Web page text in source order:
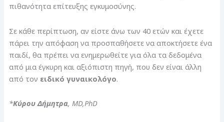
πιθανότητα επίτευξης εγκυμοσύνης.
Σε κάθε περίπτωση, αν είστε άνω των 40 ετών και έχετε
πάρει την απόφαση να προσπαθήσετε να αποκτήσετε ένα
παιδί, θα πρέπει να ενημερωθείτε για όλα τα δεδομένα
από μια έγκυρη και αξιόπιστη πηγή, που δεν είναι άλλη
από τον ειδικό γυναικολόγο.
*Κύρου Δήμητρα, MD,PhD